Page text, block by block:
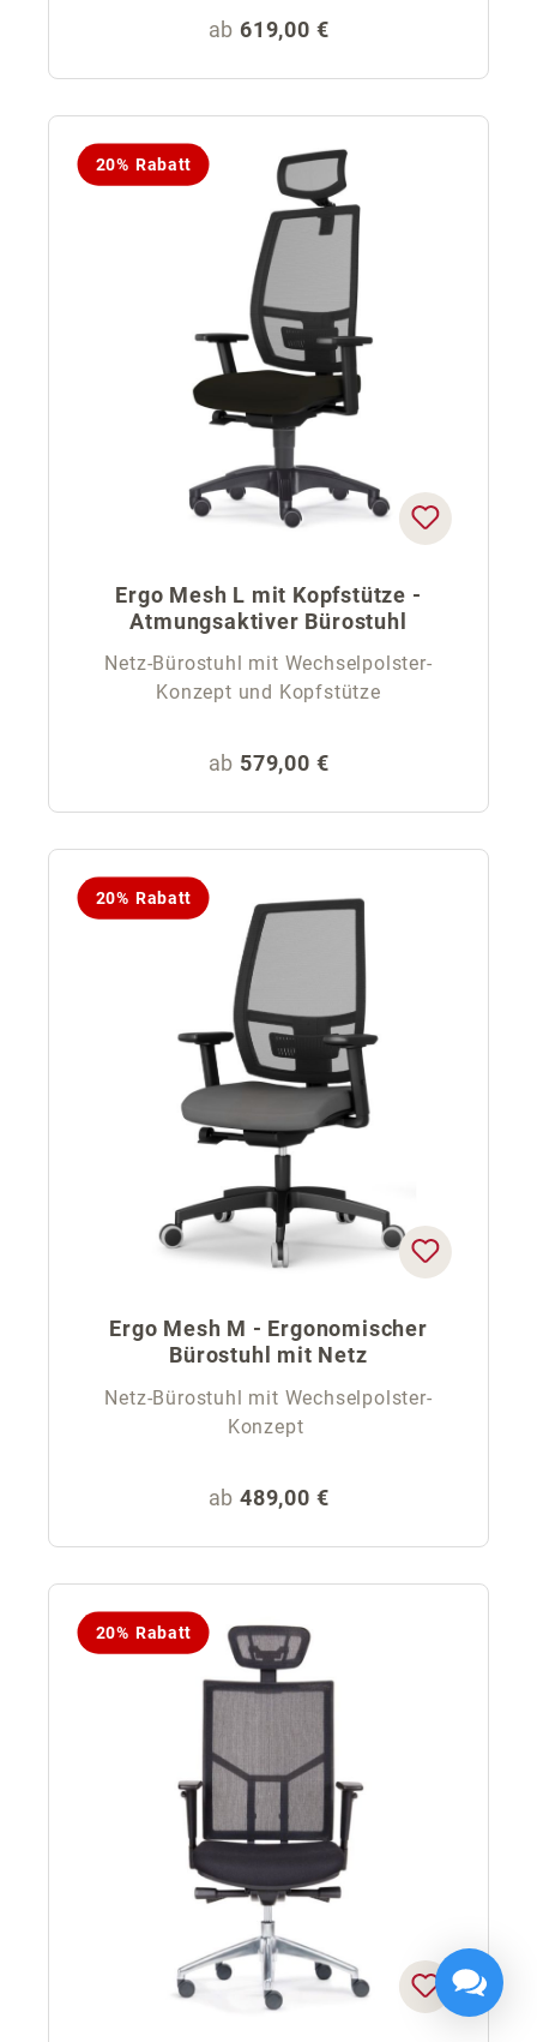
Regulärer Preis:
ab 619,00 €
20% Rabatt
Ergo Mesh L mit Kopfstütze -
Atmungsaktiver Bürostuhl
Netz-Bürostuhl mit Wechselpolster-
Konzept und Kopfstütze
Regulärer Preis:
ab 579,00 €
20% Rabatt
Ergo Mesh M - Ergonomischer
Bürostuhl mit Netz
Netz-Bürostuhl mit Wechselpolster-
Konzept
Regulärer Preis:
ab 489,00 €
20% Rabatt